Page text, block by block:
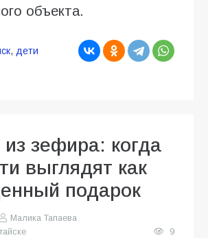
объекта.
, дети
из зефира: когда
выглядят как
подарок
Малика Тапаева
9